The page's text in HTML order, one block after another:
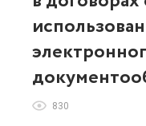
830